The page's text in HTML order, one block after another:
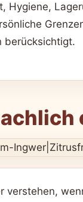
Hygiene,
berücksichtigt.
verstehen,